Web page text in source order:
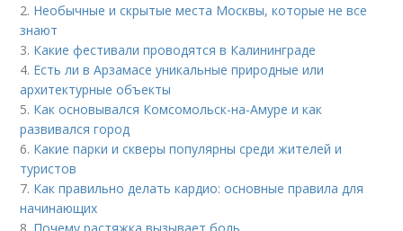
2. Необычные и скрытые места Москвы, которые не все
знают
3. Какие фестивали проводятся в Калининграде
4. Есть ли в Арзамасе уникальные природные или
архитектурные объекты
5. Как основывался Комсомольск-на-Амуре и как
развивался город
6. Какие парки и скверы популярны среди жителей и
туристов
7. Как правильно делать кардио: основные правила для
начинающих
8. Почему растяжка вызывает боль